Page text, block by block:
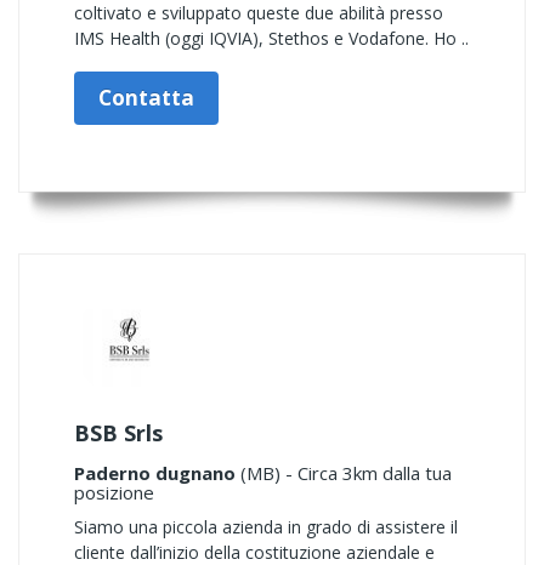
coltivato e sviluppato queste due abilità presso
IMS Health (oggi IQVIA), Stethos e Vodafone. Ho ..
Contatta
BSB Srls
Paderno dugnano (MB) - Circa 3km dalla tua
posizione
Siamo una piccola azienda in grado di assistere il
cliente dall’inizio della costituzione aziendale e